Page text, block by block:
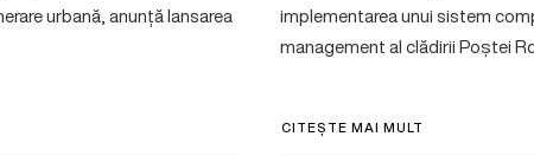
urbană, anunță lansarea
implementarea unui sistem
management al clădirii Poștei
CITEȘTE MAI MULT